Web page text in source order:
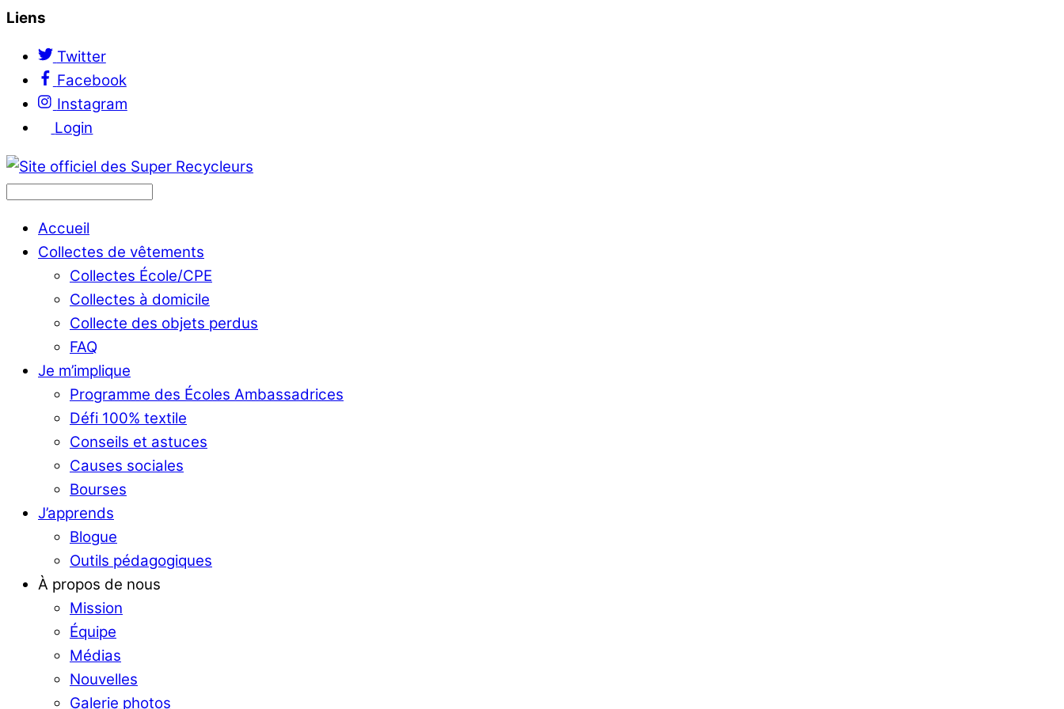
Liens
Twitter
Facebook
Instagram
Login
Accueil
Collectes de vêtements
Collectes École/CPE
Collectes à domicile
Collecte des objets perdus
FAQ
Je m’implique
Programme des Écoles Ambassadrices
Défi 100% textile
Conseils et astuces
Causes sociales
Bourses
J’apprends
Blogue
Outils pédagogiques
À propos de nous
Mission
Équipe
Médias
Nouvelles
Galerie photos